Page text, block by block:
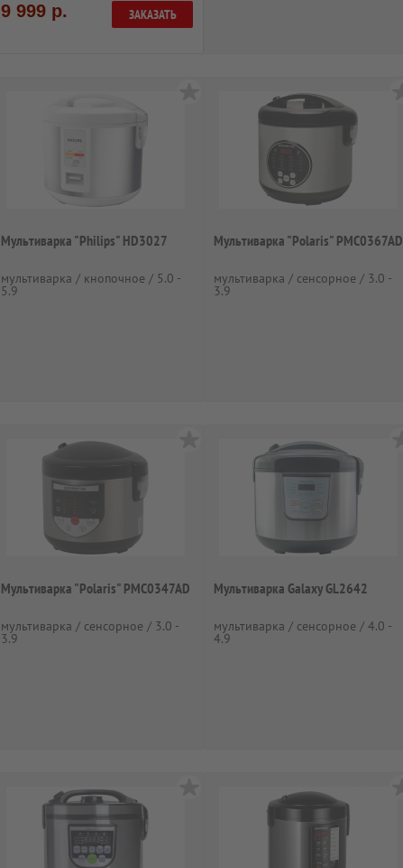
9 999 р. ЗАКАЗАТЬ
Мультиварка "Philips" HD3027
мультиварка / кнопочное / 5.0 -
5.9
Мультиварка "Polaris" PMC0367AD
мультиварка / сенсорное / 3.0 -
3.9
Мультиварка "Polaris" PMC0347AD
мультиварка / сенсорное / 3.0 -
3.9
Мультиварка Galaxy GL2642
мультиварка / сенсорное / 4.0 -
4.9